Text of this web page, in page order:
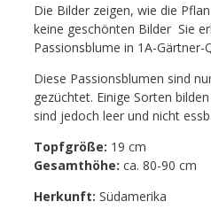
Die Bilder zeigen, wie die
keine geschönten Bilder  Sie
Passionsblume in 1A-Gärtner-
Diese Passionsblumen sind
gezüchtet. Einige Sorten
sind jedoch leer und nicht
Topfgröße: 19 cm
Gesamthöhe: ca. 80-90 cm
Herkunft: Südamerika